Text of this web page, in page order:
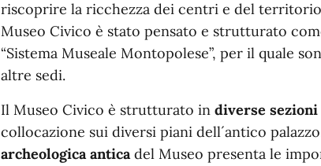
riscoprire la ricchezza dei centri e del
Museo Civico è stato pensato e strutturato
“Sistema Museale Montopolese”, per il quale
altre sedi.
Il Museo Civico è strutturato in diverse
collocazione sui diversi piani dell´antico
archeologica anticadel Museo presenta le